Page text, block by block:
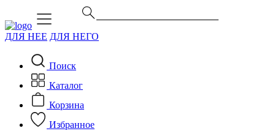
ДЛЯ НЕЕ ДЛЯ НЕГО
Поиск
Каталог
Корзина
Избранное